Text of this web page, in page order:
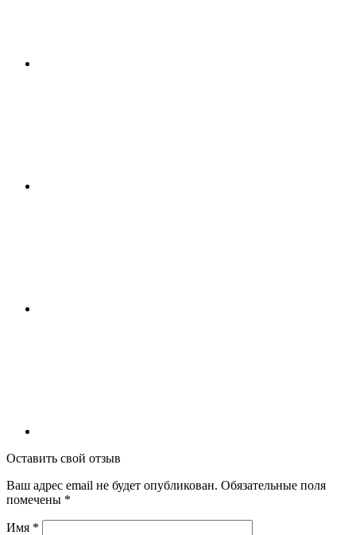
Оставить свой отзыв
Ваш адрес email не будет опубликован. Обязательные поля
помечены *
Имя *